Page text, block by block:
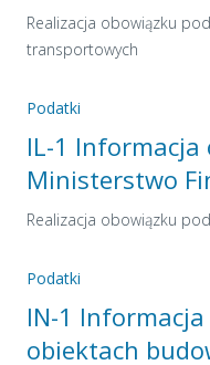
Realizacja obowiązku
transportowych
Podatki
IL-1 Informacja
Ministerstwo
Realizacja obowiązku
Podatki
IN-1
obiektach